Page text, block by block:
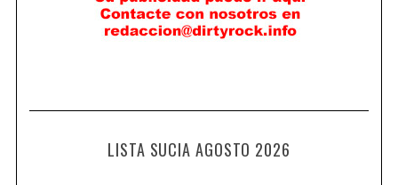
LISTA SUCIA AGOSTO 2026